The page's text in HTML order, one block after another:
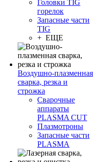
Головки TIG
горелок
Запасные части
TIG
+ ЕЩЕ
Воздушно-плазменная
сварка, резка и
строжка
Сварочные
аппараты
PLASMA CUT
Плазмотроны
Запасные части
PLASMA